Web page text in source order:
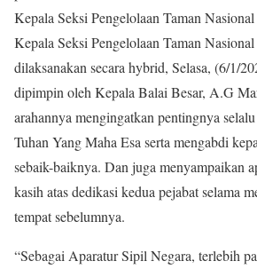
Kepala Seksi Pengelolaan Taman
Kepala Seksi Pengelolaan Taman
dilaksanakan secara hybrid, Selasa, (6/1/
dipimpin oleh Kepala Balai Besar, A.G
arahannya mengingatkan pentingnya
Tuhan Yang Maha Esa serta mengabdi
sebaik-baiknya. Dan juga menyampaikan
kasih atas dedikasi kedua pejabat selama
tempat sebelumnya.
“Sebagai Aparatur Sipil Negara, terlebih